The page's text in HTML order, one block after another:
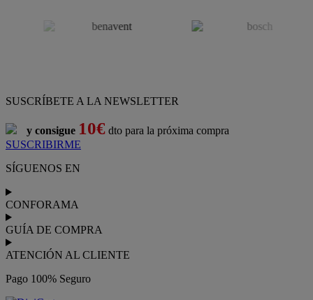
SUSCRÍBETE A LA NEWSLETTER
y consigue 10€ dto para la próxima compra
SUSCRIBIRME
SÍGUENOS EN
CONFORAMA
GUÍA DE COMPRA
ATENCIÓN AL CLIENTE
Pago 100% Seguro